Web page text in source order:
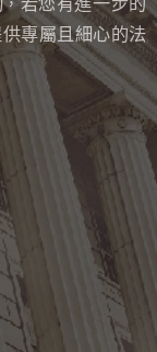
，
專屬且細心的法